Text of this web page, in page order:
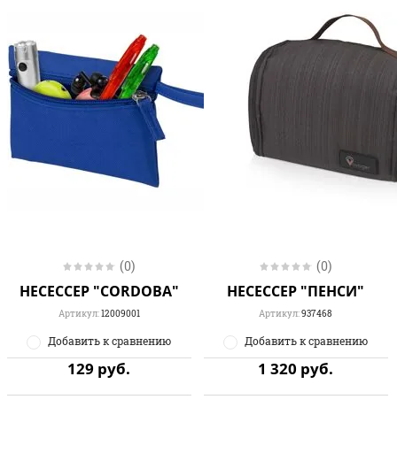
(0)
НЕСЕССЕР "CORDOBA"
Артикул:12009001
Добавить к сравнению
129 руб.
(0)
НЕСЕССЕР "ПЕНСИ"
Артикул:937468
Добавить к сравнению
1 320 руб.